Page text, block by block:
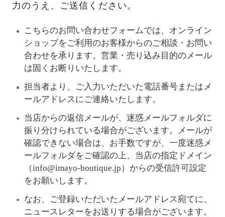
力のうえ、ご送信ください。
こちらのお問い合わせフォームでは、オンライン
ショップをご利用のお客様からのご相談・お問い
合わせを承ります。営業・売り込み目的のメール
は固くお断りいたします。
担当者より、ご入力いただいた電話番号またはメ
ールアドレスにご連絡いたします。
当店からの返信メールが、迷惑メールフォルダに
振り分けられている場合がございます。メールが
確認できない場合は、お手数ですが、一度迷惑メ
ールフォルダをご確認の上、当店の指定ドメイン
（info@imayo-boutique.jp）からの受信許可設定
をお願いします。
なお、ご登録いただいたメールアドレス宛てに、
ニュースレターをお送りする場合がございます。